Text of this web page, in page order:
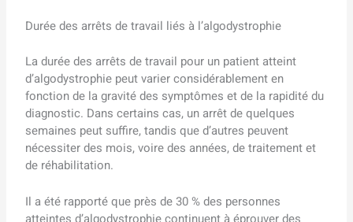
Durée des arrêts de travail liés à l’algodystrophie
La durée des arrêts de travail pour un patient atteint
d’algodystrophie peut varier considérablement en
fonction de la gravité des symptômes et de la rapidité du
diagnostic. Dans certains cas, un arrêt de quelques
semaines peut suffire, tandis que d’autres peuvent
nécessiter des mois, voire des années, de traitement et
de réhabilitation.
Il a été rapporté que près de 30 % des personnes